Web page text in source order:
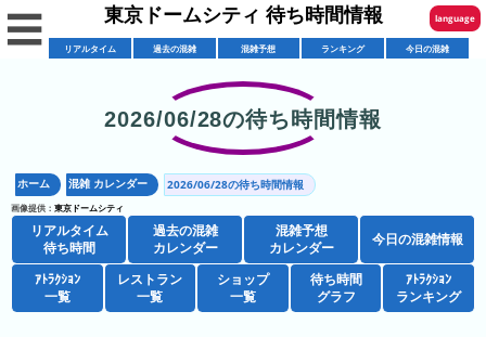
ア
ル
タ
イ
ム
待
混
雑
カ
レ
ン
混
雑
予
レ
English
ภาษาไทย
日本語
☰ 東京ドームシティ 待ち時間情報 language
リアルタイム 過去の混雑 混雑予想 ランキング 今日の混雑
2026/06/28の待ち時間情報
ホーム 混雑 カレンダー 2026/06/28の待ち時間情報
画像提供： 東京ドームシティ
リアルタイム
待ち時間
過去の混雑
カレンダー
混雑予想
カレンダー
今日の混雑情報
ｱﾄﾗｸｼｮﾝ
一覧
レストラン
一覧
ショップ
一覧
待ち時間
グラフ
ｱﾄﾗｸｼｮﾝ
ランキング